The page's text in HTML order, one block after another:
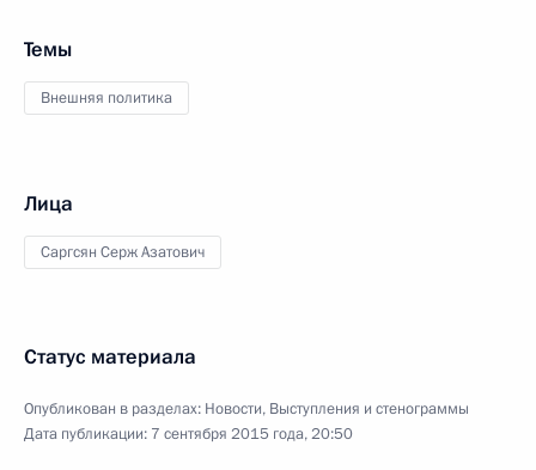
Темы
Внешняя политика
Лица
Саргсян Серж Азатович
Статус материала
Опубликован в разделах: Новости, Выступления и стенограммы
Дата публикации: 7 сентября 2015 года, 20:50